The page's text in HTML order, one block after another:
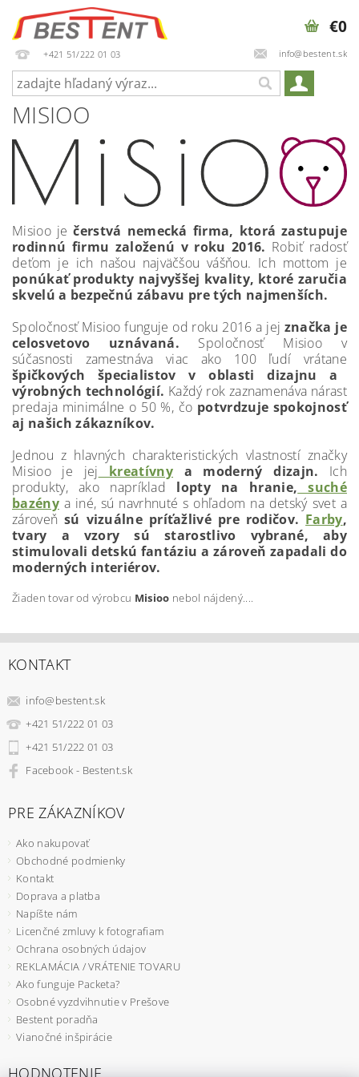
+421 51/222 01 03 info@bestent.sk
€0
MISIOO
Misioo je čerstvá nemecká firma, ktorá zastupuje
rodinnú firmu založenú v roku 2016. Robiť radosť
deťom je ich našou najväčšou vášňou. Ich mottom je
ponúkať produkty najvyššej kvality, ktoré zaručia
skvelú a bezpečnú zábavu pre tých najmenších.
Spoločnosť Misioo funguje od roku 2016 a jej značka je
celosvetovo uznávaná. Spoločnosť Misioo v
súčasnosti zamestnáva viac ako 100 ľudí vrátane
špičkových špecialistov v oblasti dizajnu a
výrobných technológií. Každý rok zaznamenáva nárast
predaja minimálne o 50 %, čo potvrdzuje spokojnosť
aj našich zákazníkov.
Jednou z hlavných charakteristických vlastností značky
Misioo je jej kreatívny a moderný dizajn. Ich
produkty, ako napríklad lopty na hranie, suché
bazénya iné, sú navrhnuté s ohľadom na detský svet a
zároveň sú vizuálne príťažlivé pre rodičov. Farby,
tvary a vzory sú starostlivo vybrané, aby
stimulovali detskú fantáziu a zároveň zapadali do
moderných interiérov.
Žiaden tovar od výrobcu Misioo nebol nájdený....
KONTAKT
info@bestent.sk
+421 51/222 01 03
+421 51/222 01 03
Facebook - Bestent.sk
PRE ZÁKAZNÍKOV
Ako nakupovať
Obchodné podmienky
Kontakt
Doprava a platba
Napíšte nám
Licenčné zmluvy k fotografiam
Ochrana osobných údajov
REKLAMÁCIA / VRÁTENIE TOVARU
Ako funguje Packeta?
Osobné vyzdvihnutie v Prešove
Bestent poradňa
Vianočné inšpirácie
HODNOTENIE